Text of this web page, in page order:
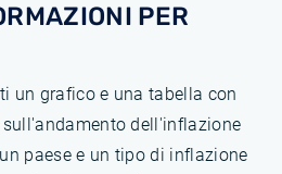
PER
un grafico e una tabella con
dell'inflazione
paese e un tipo di inflazione